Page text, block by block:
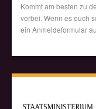
Kommt am besten zu
vorbei. Wenn es euch
ein Anmeldeformular